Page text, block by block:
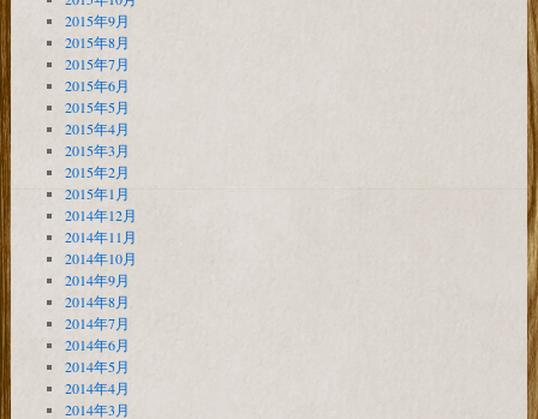
2015年9月
2015年8月
2015年7月
2015年6月
2015年5月
2015年4月
2015年3月
2015年2月
2015年1月
2014年12月
2014年11月
2014年10月
2014年9月
2014年8月
2014年7月
2014年6月
2014年5月
2014年4月
2014年3月